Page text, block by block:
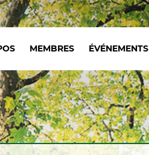
MEMBRES ÉVÉNEMENTS